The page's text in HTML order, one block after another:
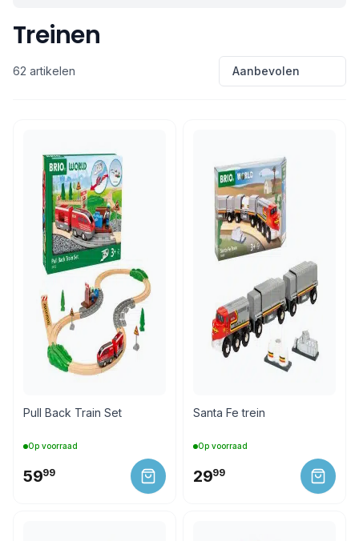
Treinen
62 artikelen
Pull Back Train Set
Op voorraad
5999
Santa Fe trein
Op voorraad
2999